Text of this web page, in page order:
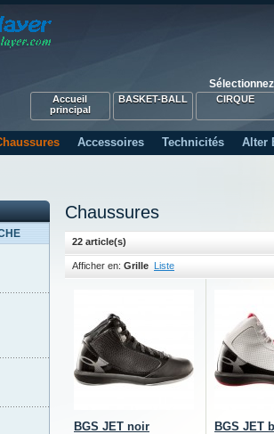
Accueil
principal
BASKET-BALL CIRQUE
Accessoires Technicités Alter
Chaussures
22 article(s)
Afficher en: Grille Liste
BGS JET noir
BGS JET